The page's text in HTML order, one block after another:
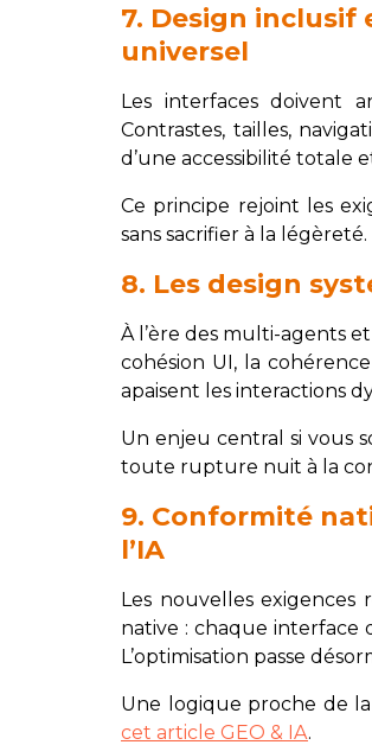
7. Design
universel
Les interfaces doivent
Contrastes, tailles,
d’une accessibilité totale
Ce principe rejoint les
sans sacrifier à la légèreté.
8. Les design
À l’ère des multi-agents
cohésion UI, la
apaisent les interactions
Un enjeu central si vous
toute rupture nuit à la
9. Conformité
l’IA
Les nouvelles
native : chaque interface
L’optimisation passe
Une logique proche de
cet article GEO & IA.